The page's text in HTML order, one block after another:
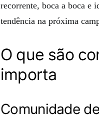
recorrente, boca a boca e
tendência na próxima
O que são
importa
Comunidade